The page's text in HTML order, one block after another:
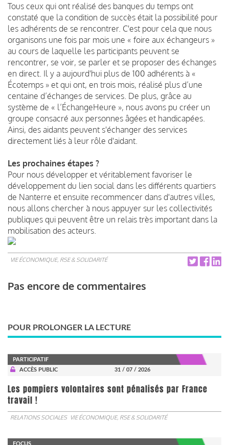
Tous ceux qui ont réalisé des banques du temps ont
constaté que la condition de succès était la possibilité pour
les adhérents de se rencontrer. C'est pour cela que nous
organisons une fois par mois une « foire aux échangeurs »
au cours de laquelle les participants peuvent se
rencontrer, se voir, se parler et se proposer des échanges
en direct. Il y a aujourd'hui plus de 100 adhérents à «
Écotemps » et qui ont, en trois mois, réalisé plus d’une
centaine d’échanges de services. De plus, grâce au
système de « l’ÉchangeHeure », nous avons pu créer un
groupe consacré aux personnes âgées et handicapées.
Ainsi, des aidants peuvent s'échanger des services
directement liés à leur rôle d'aidant.
Les prochaines étapes ?
Pour nous développer et véritablement favoriser le
développement du lien social dans les différents quartiers
de Nanterre et ensuite recommencer dans d'autres villes,
nous allons chercher à nous appuyer sur les collectivités
publiques qui peuvent être un relais très important dans la
mobilisation des acteurs.
VIE ÉCONOMIQUE, RSE & SOLIDARITÉ
Pas encore de commentaires
POUR PROLONGER LA LECTURE
PARTICIPATIF
ACCÈS PUBLIC
31 / 07 / 2026
Les pompiers volontaires sont pénalisés par France
travail !
RELATIONS SOCIALES VIE ÉCONOMIQUE, RSE & SOLIDARITÉ
FOCUS